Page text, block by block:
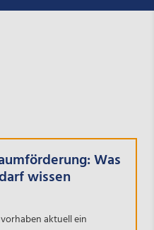
Was
wissen
aktuell ein